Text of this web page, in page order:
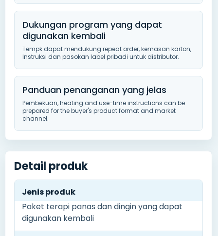
Dukungan program yang dapat
digunakan kembali
Tempk dapat mendukung repeat order, kemasan karton,
Instruksi dan pasokan label pribadi untuk distributor.
Panduan penanganan yang jelas
Pembekuan,heating and use-time instructions can be
prepared for the buyer's product format and market
channel.
Detail produk
Jenis produk
Paket terapi panas dan dingin yang dapat
digunakan kembali